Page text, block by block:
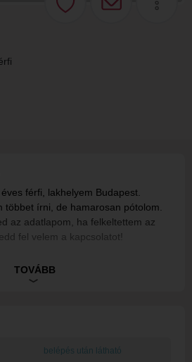
férfi, lakhelyem Budapest.
többet írni, de hamarosan pótolom.
az adatlapom, ha felkeltettem az
fel velem a kapcsolatot!
tagunk egyelőre nem töltötte ki a
TOVÁBB
belépés után látható